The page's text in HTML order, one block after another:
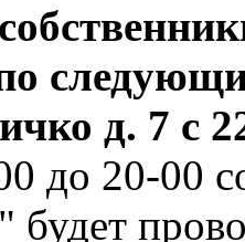
д. 7 с
до 20-00